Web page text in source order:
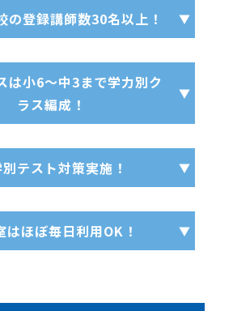
の登録講師数30名以上！
は小6～中3まで学力別ク
ラス編成！
テスト対策実施！
はほぼ毎日利用OK！